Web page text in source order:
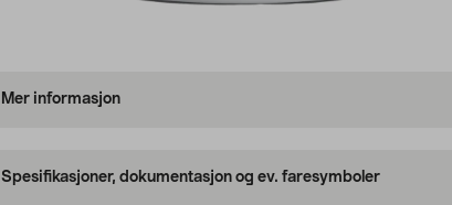
Mer informasjon
Spesifikasjoner, dokumentasjon og ev. faresymboler